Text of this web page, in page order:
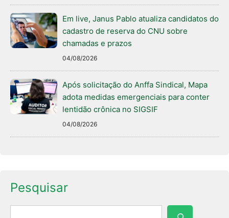
Em live, Janus Pablo atualiza candidatos do
cadastro de reserva do CNU sobre
chamadas e prazos
04/08/2026
Após solicitação do Anffa Sindical, Mapa
adota medidas emergenciais para conter
lentidão crônica no SIGSIF
04/08/2026
Pesquisar